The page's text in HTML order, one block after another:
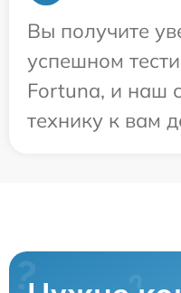
Вы получите
успешном
Fortuna, и наш
технику к вам